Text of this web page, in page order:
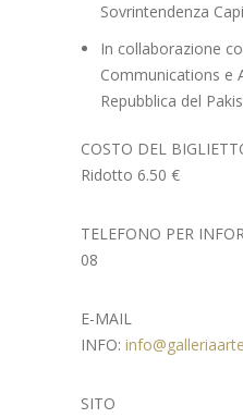
Sovrintendenza
In collaborazione
Communications e
Repubblica del
COSTO DEL
Ridotto 6.50 €
TELEFONO PER
08
E-MAIL
INFO:
SITO